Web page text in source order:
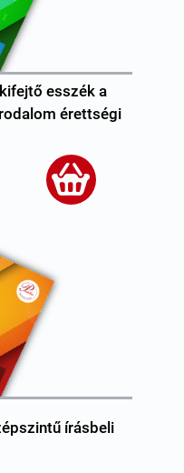
esszék a
érettségi
írásbeli